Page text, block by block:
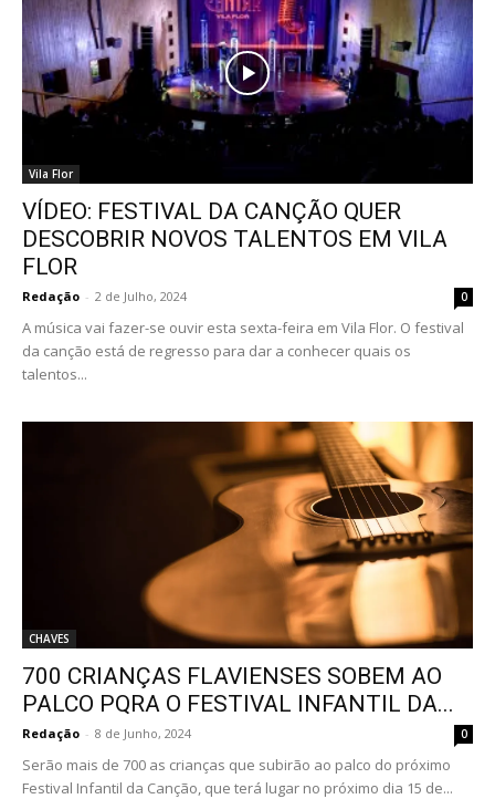
Vila Flor
VÍDEO: FESTIVAL DA CANÇÃO QUER
DESCOBRIR NOVOS TALENTOS EM VILA
FLOR
Redação - 2 de Julho, 2024 0
A música vai fazer-se ouvir esta sexta-feira em Vila Flor. O festival
da canção está de regresso para dar a conhecer quais os
talentos...
CHAVES
700 CRIANÇAS FLAVIENSES SOBEM AO
PALCO PQRA O FESTIVAL INFANTIL DA...
Redação - 8 de Junho, 2024 0
Serão mais de 700 as crianças que subirão ao palco do próximo
Festival Infantil da Canção, que terá lugar no próximo dia 15 de...